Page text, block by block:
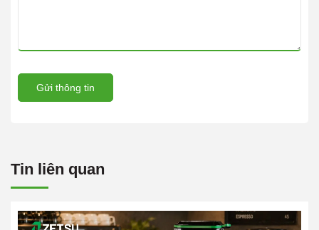
Gửi thông tin
Tin liên quan